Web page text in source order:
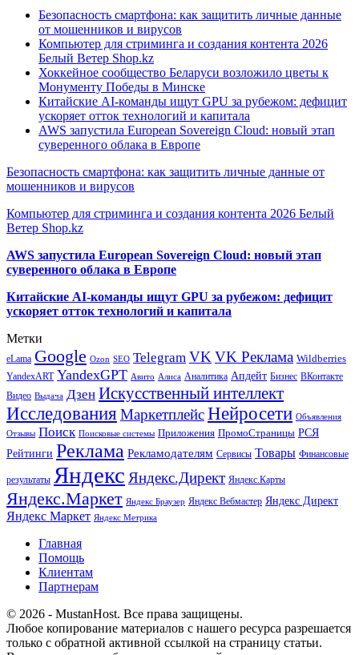
Безопасность смартфона: как защитить личные данные
от мошенников и вирусов
Компьютер для стриминга и создания контента 2026
Белый Ветер Shop.kz
Хоккейное сообщество Беларуси возложило цветы к
Монументу Победы в Минске
Китайские AI-команды ищут GPU за рубежом: дефицит
ускоряет отток технологий и капитала
AWS запустила European Sovereign Cloud: новый этап
суверенного облака в Европе
Безопасность смартфона: как защитить личные данные от
мошенников и вирусов
Компьютер для стриминга и создания контента 2026 Белый
Ветер Shop.kz
AWS запустила European Sovereign Cloud: новый этап
суверенного облака в Европе
Китайские AI-команды ищут GPU за рубежом: дефицит
ускоряет отток технологий и капитала
Метки
eLama Google Ozon SEO Telegram VKVK Реклама Wildberries
YandexART YandexGPT Авито Алиса Аналитика Апдейт Бизнес ВКонтакте
Видео Выдача Дзен Искусственный интеллект
Исследования МаркетплейсНейросети Объявления
Отзывы Поиск Поисковые системы Приложения ПромоСтраницы РСЯ
Рейтинги Реклама Рекламодателям Сервисы Товары Финансовые
результаты Яндекс Яндекс.Директ Яндекс.Карты
Яндекс.Маркет Яндекс Браузер Яндекс Вебмастер Яндекс Директ
Яндекс Маркет Яндекс Метрика
Главная
Помощь
Клиентам
Партнерам
© 2026 - MustanHost. Все права защищены.
Любое копирование материалов с нашего ресурса разрешается
только с обратной активной ссылкой на страницу статьи.